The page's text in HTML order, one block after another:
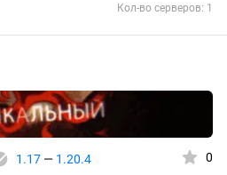
Кол-во серверов: 1
1.17— 1.20.4 0